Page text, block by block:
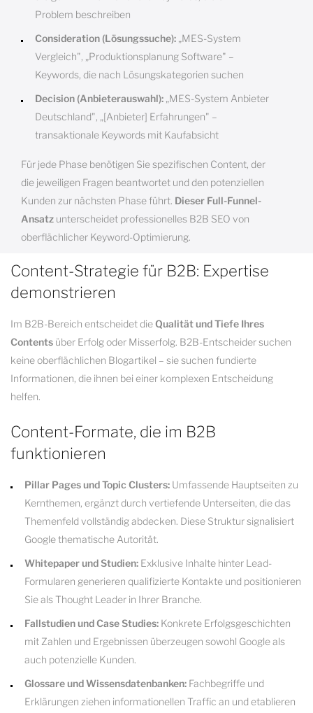
Problem beschreiben
Consideration (Lösungssuche): „MES-System
Vergleich", „Produktionsplanung Software" –
Keywords, die nach Lösungskategorien suchen
Decision (Anbieterauswahl): „MES-System Anbieter
Deutschland", „[Anbieter] Erfahrungen" –
transaktionale Keywords mit Kaufabsicht
Für jede Phase benötigen Sie spezifischen Content, der
die jeweiligen Fragen beantwortet und den potenziellen
Kunden zur nächsten Phase führt. Dieser Full-Funnel-
Ansatz unterscheidet professionelles B2B SEO von
oberflächlicher Keyword-Optimierung.
Content-Strategie für B2B: Expertise
demonstrieren
Im B2B-Bereich entscheidet dieQualität und Tiefe Ihres
Contents über Erfolg oder Misserfolg. B2B-Entscheider suchen
keine oberflächlichen Blogartikel – sie suchen fundierte
Informationen, die ihnen bei einer komplexen Entscheidung
helfen.
Content-Formate, die im B2B
funktionieren
Pillar Pages und Topic Clusters: Umfassende Hauptseiten zu
Kernthemen, ergänzt durch vertiefende Unterseiten, die das
Themenfeld vollständig abdecken. Diese Struktur signalisiert
Google thematische Autorität.
Whitepaper und Studien: Exklusive Inhalte hinter Lead-
Formularen generieren qualifizierte Kontakte und positionieren
Sie als Thought Leader in Ihrer Branche.
Fallstudien und Case Studies: Konkrete Erfolgsgeschichten
mit Zahlen und Ergebnissen überzeugen sowohl Google als
auch potenzielle Kunden.
Glossare und Wissensdatenbanken: Fachbegriffe und
Erklärungen ziehen informationellen Traffic an und etablieren